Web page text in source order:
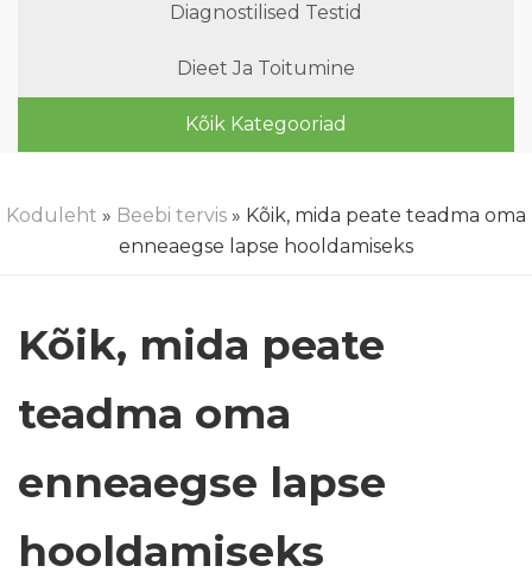
Diagnostilised Testid
Dieet Ja Toitumine
Kõik Kategooriad
Koduleht » Beebi tervis » Kõik, mida peate teadma oma
enneaegse lapse hooldamiseks
Kõik, mida peate
teadma oma
enneaegse lapse
hooldamiseks